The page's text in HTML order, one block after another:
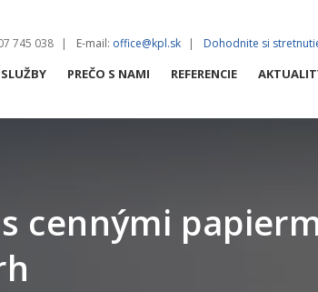
745 038 E-mail: office@kpl.sk Dohodnite si
SLUŽBY
NEHNUTEĽNOSTI A VÝSTAVBA
PREČO S NAMI REFERENCIE
cennými